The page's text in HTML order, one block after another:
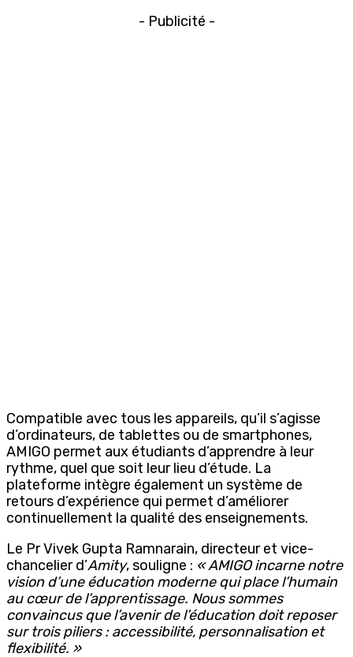
- Publicité -
Compatible avec tous les appareils, qu’il s’agisse
d’ordinateurs, de tablettes ou de smartphones,
AMIGO permet aux étudiants d’apprendre à leur
rythme, quel que soit leur lieu d’étude. La
plateforme intègre également un système de
retours d’expérience qui permet d’améliorer
continuellement la qualité des enseignements.
Le Pr Vivek Gupta Ramnarain, directeur et vice-
chancelier d’Amity, souligne : « AMIGO incarne notre
vision d’une éducation moderne qui place l’humain
au cœur de l’apprentissage. Nous sommes
convaincus que l’avenir de l’éducation doit reposer
sur trois piliers : accessibilité, personnalisation et
flexibilité. »